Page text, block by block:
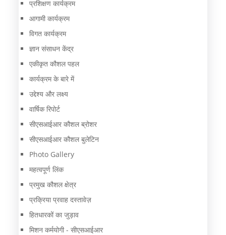
प्रशिक्षण कार्यक्रम
आगामी कार्यक्रम
विगत कार्यक्रम
ज्ञान संसाधन केंद्र
एकीकृत कौशल पहल
कार्यक्रम के बारे में
उद्देश्य और लक्ष्य
वार्षिक रिपोर्ट
सीएसआईआर कौशल ब्रोशर
सीएसआईआर कौशल बुलेटिन
Photo Gallery
महत्वपूर्ण लिंक
प्रमुख कौशल क्षेत्र
प्रक्रिया प्रवाह दस्तावेज़
हितधारकों का जुड़ाव
मिशन कर्मयोगी - सीएसआईआर